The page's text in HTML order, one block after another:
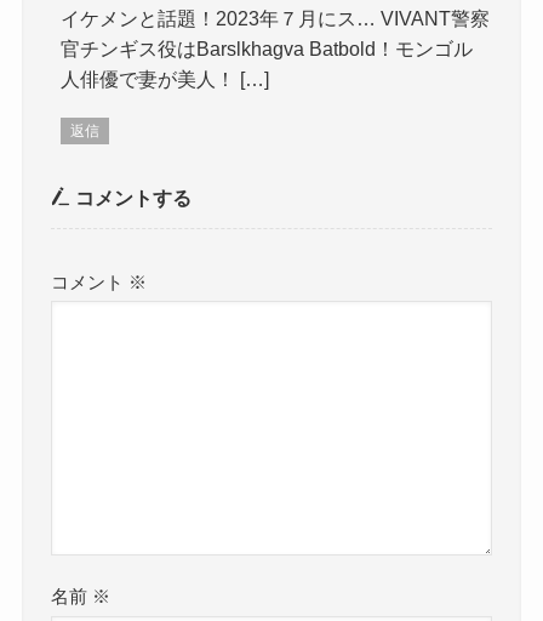
イケメンと話題！2023年７月にス… VIVANT警察
官チンギス役はBarslkhagva Batbold！モンゴル
人俳優で妻が美人！ […]
返信
コメントする
コメント ※
名前 ※